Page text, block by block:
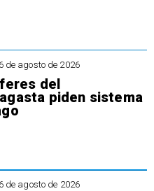
6 de agosto de 2026
del
piden sistema
6 de agosto de 2026